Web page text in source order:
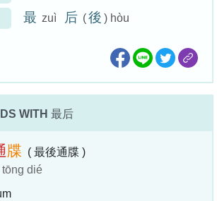
最 zuì 后 (後 ) hòu
WITH 最后
牒 ( 最後通牒 )
dié